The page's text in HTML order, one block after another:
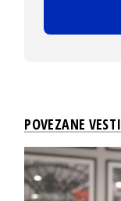
POVEZANE VESTI